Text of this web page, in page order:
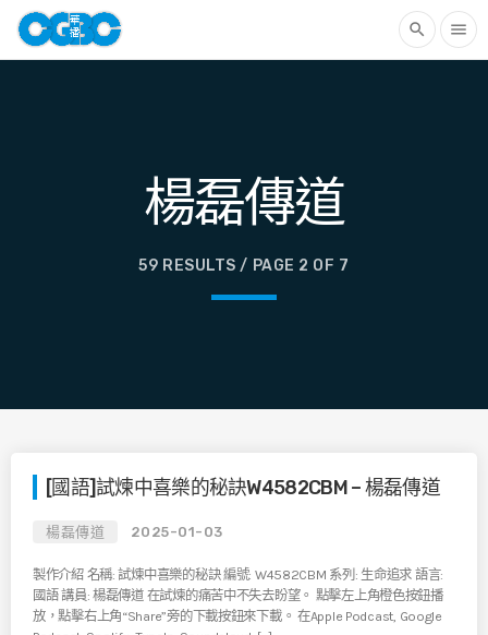
search menu
楊磊傳道
59 RESULTS / PAGE 2 OF 7
[國語]試煉中喜樂的秘訣W4582CBM – 楊磊傳道
楊磊傳道 2025-01-03
製作介紹 名稱: 試煉中喜樂的秘訣 編號: W4582CBM 系列: 生命追求 語言:
國語 講員: 楊磊傳道 在試煉的痛苦中不失去盼望。 點擊左上角橙色按鈕播
放，點擊右上角“Share”旁的下載按鈕來下載。 在Apple Podcast, Google